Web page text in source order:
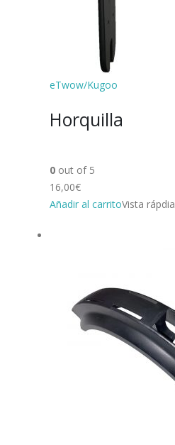
eTwow/Kugoo
Horquilla
0 out of 5
16,00€
Añadir al carritoVista rápdia